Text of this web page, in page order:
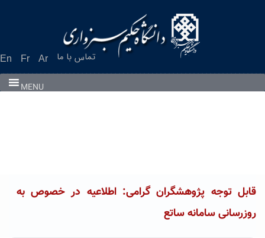
En Fr Ar تماس با ما
MENU
قابل توجه پژوهشگران گرامی: اطلاعیه در خصوص به
روزرسانی سامانه ساتع